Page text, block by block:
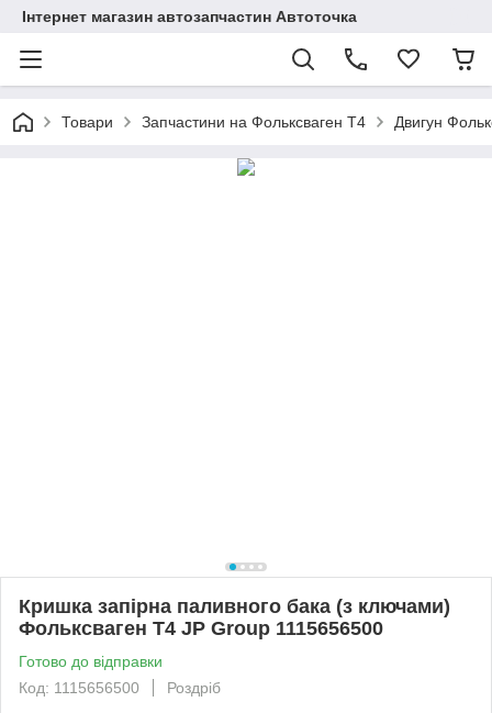
Інтернет магазин автозапчастин Автоточка
Товари Запчастини на Фольксваген Т4 Двигун
Кришка запірна паливного бака (з ключами)
Фольксваген Т4 JP Group 1115656500
Готово до відправки
Код: 1115656500
Роздріб